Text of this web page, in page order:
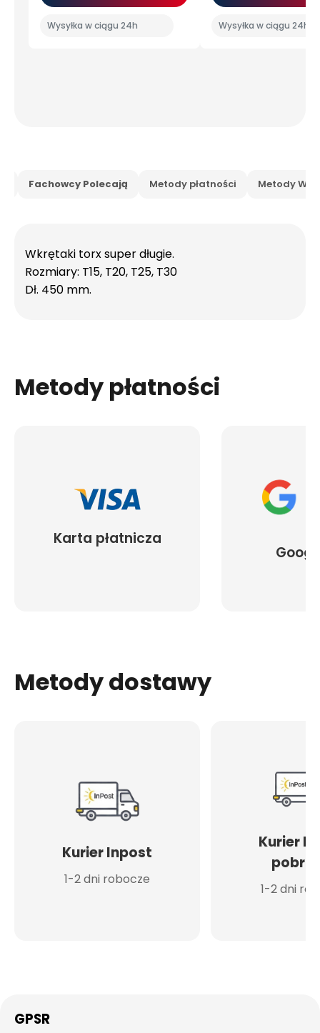
Wysyłka w ciągu 24h Wysyłka w ciągu 24h
Fachowcy Polecają Metody płatności Metody
Wkrętaki torx super długie.
Rozmiary: T15, T20, T25, T30
Dł. 450 mm.
Metody płatności
Karta płatnicza
Metody dostawy
Kurier Inpost
1-2 dni robocze
Kurier
1-2 dni
GPSR